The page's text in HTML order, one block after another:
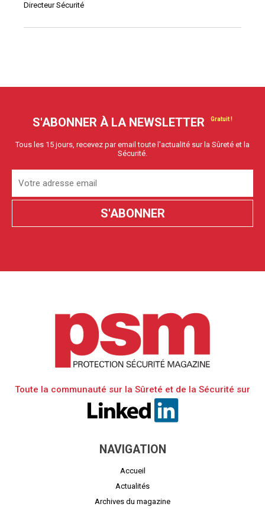
Directeur Sécurité
S'ABONNER À LA NEWSLETTER
Tous les 15 jours, recevez par email toute l'actualité sur la Sûreté et la
Sécurité.
Toute la communauté sur la Sûreté et de la Sécurité sur
NAVIGATION
Accueil
Actualités
Archives du magazine